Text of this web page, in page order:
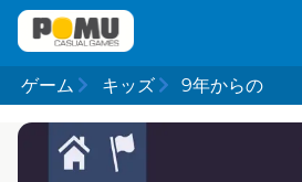
ゲーム キッズ 9年からの